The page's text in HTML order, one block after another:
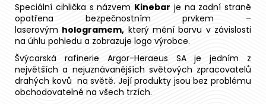
Speciální cihlička s názvem Kinebar je na zadní straně
opatřena bezpečnostním prvkem –
laserovým hologramem, který mění barvu v závislosti
na úhlu pohledu a zobrazuje logo výrobce.
Švýcarská rafinerie Argor-Heraeus SA je jedním z
největších a nejuznávanějších světových zpracovatelů
drahých kovů na světě. Její produkty jsou bez problému
obchodovatelné na všech trzích.